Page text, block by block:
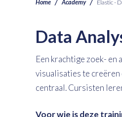
Home Academy Elastic -
Data
Een krachtige zoek-
visualisaties te
centraal. Cursisten
Voor wie is deze